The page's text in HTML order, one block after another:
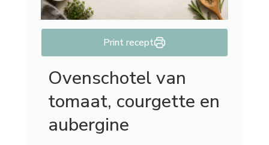
Print recept
Ovenschotel van
tomaat, courgette en
aubergine